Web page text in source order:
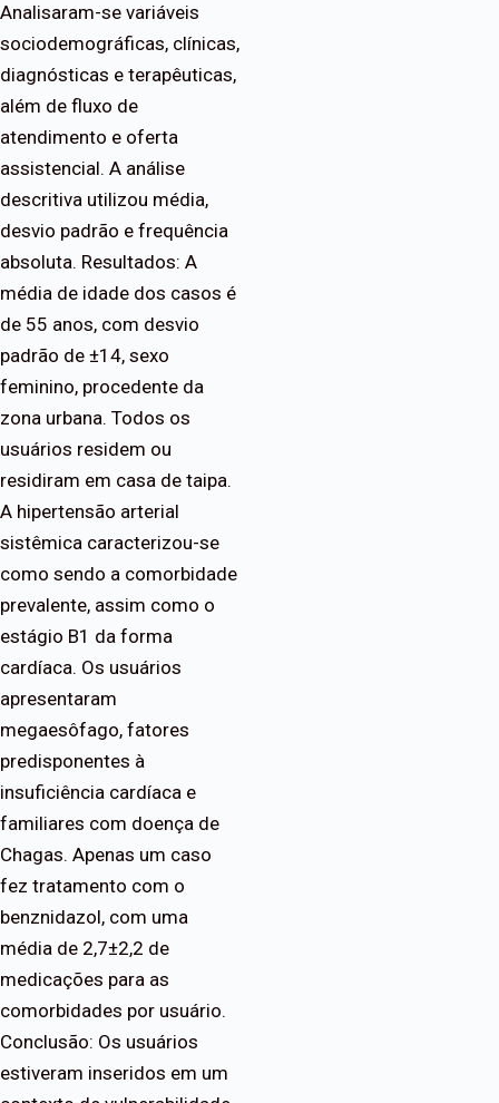
Analisaram-se variáveis
sociodemográficas, clínicas,
diagnósticas e terapêuticas,
além de fluxo de
atendimento e oferta
assistencial. A análise
descritiva utilizou média,
desvio padrão e frequência
absoluta. Resultados: A
média de idade dos casos é
de 55 anos, com desvio
padrão de ±14, sexo
feminino, procedente da
zona urbana. Todos os
usuários residem ou
residiram em casa de taipa.
A hipertensão arterial
sistêmica caracterizou-se
como sendo a comorbidade
prevalente, assim como o
estágio B1 da forma
cardíaca. Os usuários
apresentaram
megaesôfago, fatores
predisponentes à
insuficiência cardíaca e
familiares com doença de
Chagas. Apenas um caso
fez tratamento com o
benznidazol, com uma
média de 2,7±2,2 de
medicações para as
comorbidades por usuário.
Conclusão: Os usuários
estiveram inseridos em um